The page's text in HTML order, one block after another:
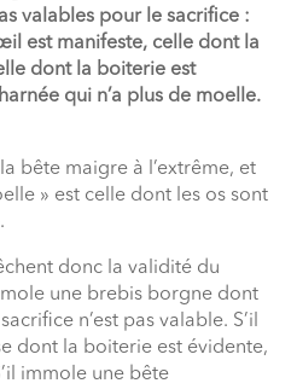
valables pour le sacrifice :
est manifeste, celle dont la
dont la boiterie est
qui n’a plus de moelle.
bête maigre à l’extrême, et
» est celle dont les os sont
donc la validité du
une brebis borgne dont
n’est pas valable. S’il
dont la boiterie est évidente,
immole une bête